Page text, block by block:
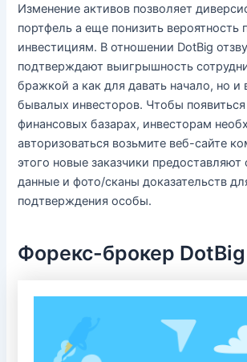
Изменение активов позволяет
портфель а еще понизить вероятность
инвестициям. В отношении DotBig
подтверждают выигрышность
бражкой а как для давать начало, но и
бывалых инвесторов. Чтобы
финансовых базарах, инвесторам
авторизоваться возьмите веб-сайте
этого новые заказчики
данные и фото/сканы доказательств
подтверждения особы.
Форекс-брокер DotBig